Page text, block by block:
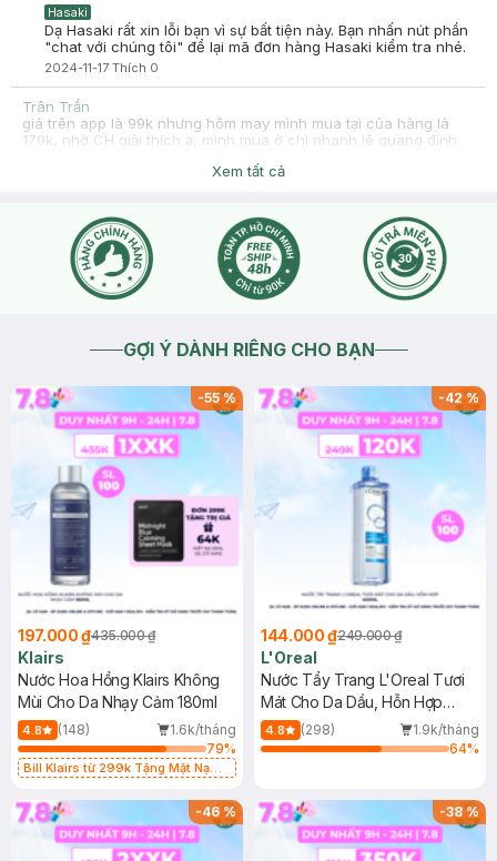
Hasaki
Dạ Hasaki rất xin lỗi bạn vì sự bất tiện này. Bạn nhấn nút phần
"chat với chúng tôi" để lại mã đơn hàng Hasaki kiểm tra nhé.
2024-11-17 Thích 0
Trân Trần
giá trên app là 99k nhưng hôm may mình mua tại của hàng là
179k, nhờ CH giải thích ạ, mình mua ở chi nhanh lê quang định
với chúng tôi" cho Hasaki xin thông tin đơn hàng để kiểm tra
giúp bạn nhé !
2024-10-08Thích
Xem tất cả
GỢI Ý DÀNH RIÊNG CHO BẠN
-55%
197.000 ₫435.000 ₫
Klairs
Nước Hoa Hồng Klairs Không
Mùi Cho Da Nhạy Cảm 180ml
4.8 (148)
1.6k/tháng
79%
Bill Klairs từ 299k Tặng Mặt Nạ
25ml (SL Có Hạn)
-42%
144.000 ₫249.000 ₫
L'Oreal
Nước Tẩy Trang L'Oreal Tươi
Mát Cho Da Dầu, Hỗn Hợp
400ml
4.8 (298)
1.9k/tháng
64%
-46% -38%